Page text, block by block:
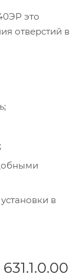
это
отверстий в
в